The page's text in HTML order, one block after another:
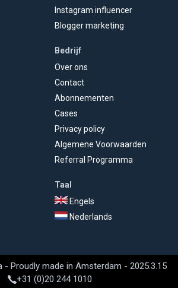
Instagram influencer
Blogger marketing
Bedrijf
Over ons
Contact
Abonnementen
Cases
Privacy policy
Algemene Voorwaarden
Referral Programma
Taal
Engels
Nederlands
- Proudly made in Amsterdam - 2025.3.15
+31 (0)20 244 1010